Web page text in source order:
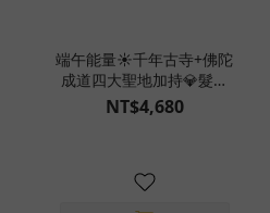
端午能量☀️千年古寺+佛陀
成道四大聖地加持💎髮晶
銀鈦 佛頭項鍊 早期料 手
工雕刻 附不鏽鋼鍊 天然晶
NT$4,680